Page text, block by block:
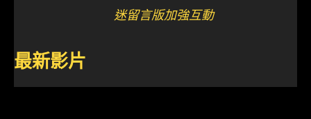
迷留言版加強互動
最新影片